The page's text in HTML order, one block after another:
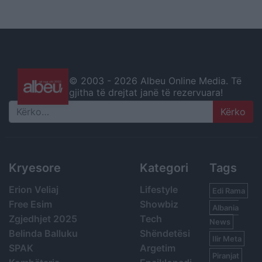
© 2003 - 2026 Albeu Online Media. Të
gjitha të drejtat janë të rezervuara!
Search
Kryesore
Erion Veliaj
Free Esim
Zgjedhjet 2025
Belinda Balluku
SPAK
Kategori
Lifestyle
Showbiz
Tech
Shëndetësi
Argetim
Tags
Edi Rama
Albania
News
Ilir Meta
Piranjat